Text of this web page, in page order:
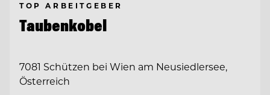
TOP ARBEITGEBER
Taubenkobel
7081 Schützen bei Wien am Neusiedlersee,
Österreich